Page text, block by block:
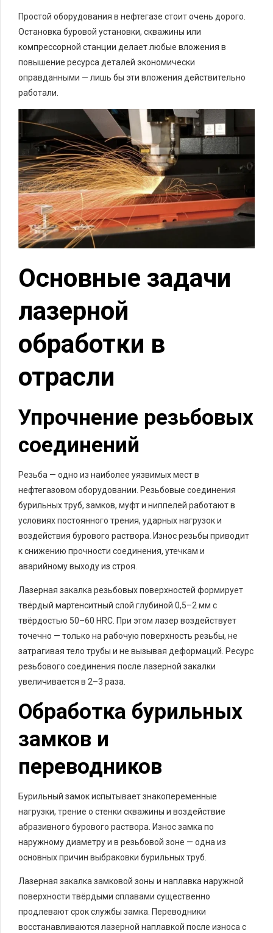
Простой оборудования в нефтегазе стоит очень дорого.
Остановка буровой установки, скважины или
компрессорной станции делает любые вложения в
повышение ресурса деталей экономически
оправданными — лишь бы эти вложения действительно
работали.
Основные задачи
лазерной
обработки в
отрасли
Упрочнение резьбовых
соединений
Резьба — одно из наиболее уязвимых мест в
нефтегазовом оборудовании. Резьбовые соединения
бурильных труб, замков, муфт и ниппелей работают в
условиях постоянного трения, ударных нагрузок и
воздействия бурового раствора. Износ резьбы приводит
к снижению прочности соединения, утечкам и
аварийному выходу из строя.
Лазерная закалка резьбовых поверхностей формирует
твёрдый мартенситный слой глубиной 0,5–2 мм с
твёрдостью 50–60 HRC. При этом лазер воздействует
точечно — только на рабочую поверхность резьбы, не
затрагивая тело трубы и не вызывая деформаций. Ресурс
резьбового соединения после лазерной закалки
увеличивается в 2–3 раза.
Обработка бурильных
замков и
переводников
Бурильный замок испытывает знакопеременные
нагрузки, трение о стенки скважины и воздействие
абразивного бурового раствора. Износ замка по
наружному диаметру и в резьбовой зоне — одна из
основных причин выбраковки бурильных труб.
Лазерная закалка замковой зоны и наплавка наружной
поверхности твёрдыми сплавами существенно
продлевают срок службы замка. Переводники
восстанавливаются лазерной наплавкой после износа с